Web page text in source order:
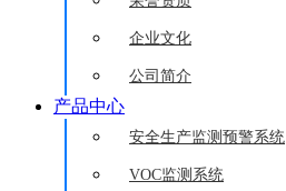
企业文化
公司简介
产品中心
安全生产监测预警系统
VOC监测系统